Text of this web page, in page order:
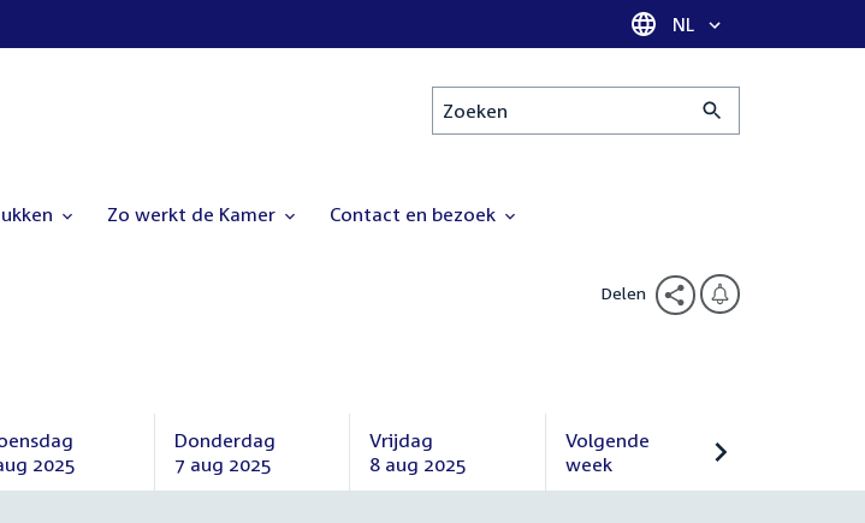
Taal selectie
NL
Zoeken
Zo werkt de Kamer Contact en bezoek
Delen
2025
Donderdag
7 aug 2025
Donderdag
Vrijdag
8 aug 2025
Vrijdag
Volgende
week
Volgende